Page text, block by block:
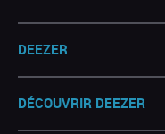
DEEZER
DÉCOUVRIR DEEZER